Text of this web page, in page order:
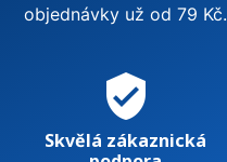
objednávky už od 79 Kč.
verified_user
Skvělá zákaznická